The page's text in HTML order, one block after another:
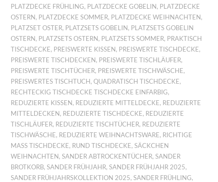
PLATZDECKE FRÜHLING, PLATZDECKE GOBELIN, PLATZDECKE
OSTERN, PLATZDECKE SOMMER, PLATZDECKE WEIHNACHTEN,
PLATZSET OSTER, PLATZSETS GOBELIN, PLATZSETS GOBELIN
OSTERN, PLATZSETS OSTERN, PLATZSETS SOMMER, PRAKTISCH
TISCHDECKE, PREISWERTE KISSEN, PREISWERTE TISCHDECKE,
PREISWERTE TISCHDECKEN, PREISWERTE TISCHLÄUFER,
PREISWERTE TISCHTÜCHER, PREISWERTE TISCHWÄSCHE,
PREISWERTES TISCHTUCH,QUADRATISCH TISCHDECKE,
RECHTECKIG TISCHDECKE TISCHDECKE EINFARBIG,
REDUZIERTE KISSEN, REDUZIERTE MITTELDECKE, REDUZIERTE
MITTELDECKEN, REDUZIERTE TISCHDECKE, REDUZIERTE
TISCHLÄUFER, REDUZIERTE TISCHTÜCHER, REDUZIERTE
TISCHWÄSCHE, REDUZIERTE WEIHNACHTSWARE, RICHTIGE
MASS TISCHDECKE
, RUND TISCHDECKE,SÄCKCHEN
WEIHNACHTEN,SANDER ABTROCKENTÜCHER,SANDER
BROTKORB,SANDER FRÜHJAHR,SANDER FRÜHJAHR 2025,
SANDER FRÜHJAHRSKOLLEKTION 2025,SANDER FRÜHLING,